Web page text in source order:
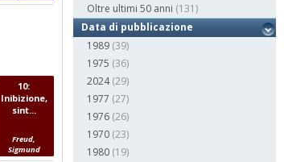
10:
Inibizione,
sint...
Freud,
Sigmund
Oltre ultimi 50 anni (131)
Data di pubblicazione
1989 (39)
1975 (36)
2024 (29)
1977 (27)
1976 (26)
1970 (23)
1980 (19)